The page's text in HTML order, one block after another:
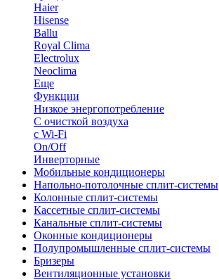
Haier
Hisense
Ballu
Royal Clima
Electrolux
Neoclima
Еще
Функции
Низкое энергопотребление
С очисткой воздуха
с Wi-Fi
On/Off
Инверторные
Мобильные кондиционеры
Напольно-потолоч​ные ​сплит-системы
Колонные ​​сплит-системы
Кассетные сплит-системы
Канальные сплит-системы
Оконные кондиционеры
Полупромышленные сплит-системы
Бризеры
Вентиляционные установки